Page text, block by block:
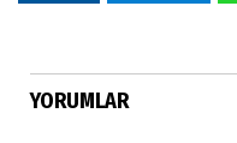
YORUMLAR